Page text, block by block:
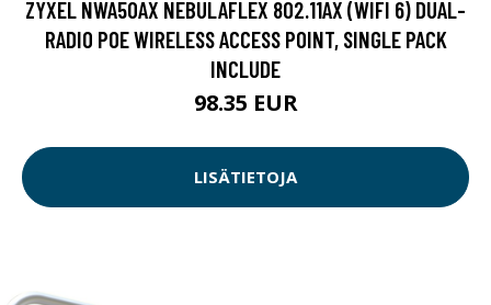
ZYXEL NWA50AX NEBULAFLEX 802.11AX (WIFI 6) DUAL-
RADIO POE WIRELESS ACCESS POINT, SINGLE PACK
INCLUDE
98.35 EUR
LISÄTIETOJA